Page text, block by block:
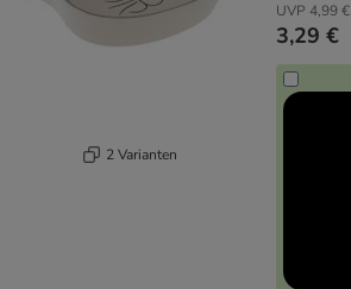
2 Varianten
UVP 4,99 €
3,29 €